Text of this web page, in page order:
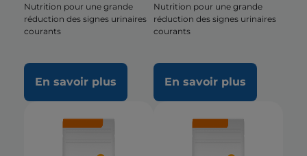
Nutrition pour une grande
réduction des signes urinaires
courants
En savoir plus
Nutrition pour une grande
réduction des signes urinaires
courants
En savoir plus